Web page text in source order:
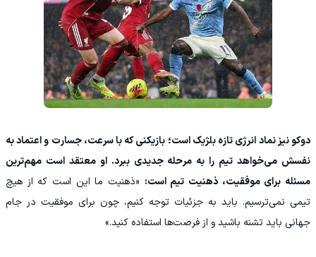
دوکو نیز نماد انرژی تازه بلژیک است؛ بازیکنی که با سرعت، جسارت و اعتماد به
نفسش می‌خواهد تیم را به مرحله جدیدی ببرد. او معتقد است مهم‌ترین
مسئله برای موفقیت، ذهنیت تیم است: «ذهنیت ما این است که از هیچ
تیمی نمی‌ترسیم. باید به جزئیات توجه کنیم، چون برای موفقیت در جام
جهانی باید تشنه باشید و از فرصت‌ها استفاده کنید.»